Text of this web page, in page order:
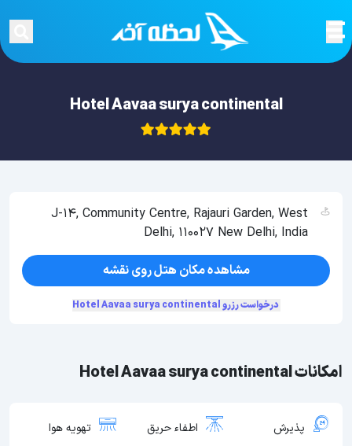
Hotel Aavaa surya continental
امکانات Hotel Aavaa surya continental
پذیرش اطفاء حریق تهویه هوا
J-14, Community Centre, Rajauri Garden, West
Delhi, 110027 New Delhi, India
مشاهده مکان هتل روی نقشه
درخواست رزرو Hotel Aavaa surya continental